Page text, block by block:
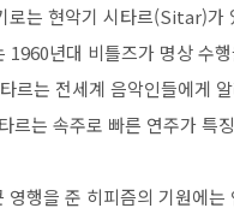
로는 현악기 시타르(Sitar)가
년대 비틀즈가 명상 수
르는 전세계 음악인들에게
르는 속주로 빠른 연주가 특
행을 준 히피즘의 기원에